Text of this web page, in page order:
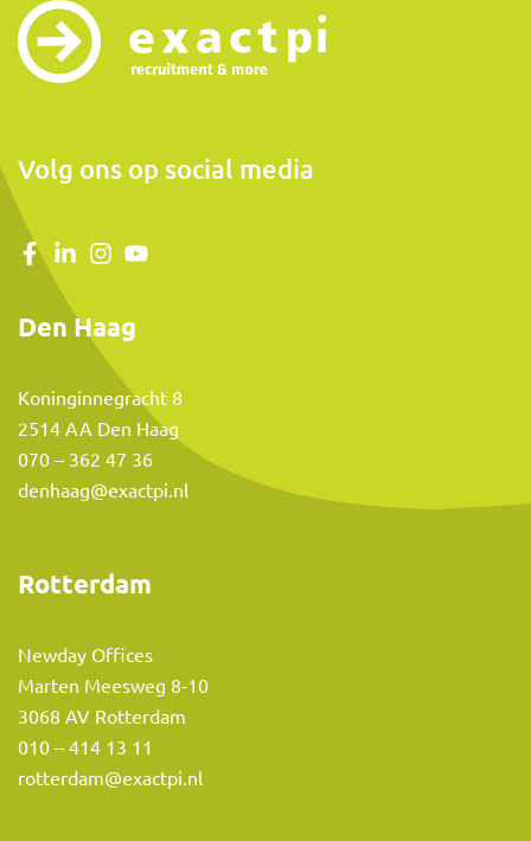
Volg ons op social media
Den Haag
Koninginnegracht 8
2514 AA Den Haag
070 – 362 47 36
denhaag@exactpi.nl
Rotterdam
Newday Offices
Marten Meesweg 8-10
3068 AV Rotterdam
010 – 414 13 11
rotterdam@exactpi.nl